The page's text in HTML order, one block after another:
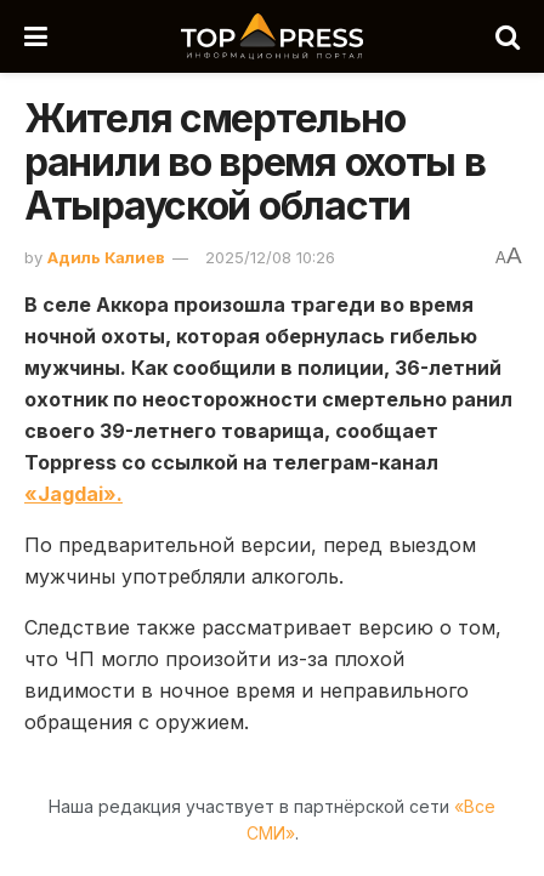
Жителя смертельно
ранили во время охоты в
Атырауской области
by Адиль Калиев 2025/12/08 10:26 AA
В селе Аккора произошла трагеди во время
ночной охоты, которая обернулась гибелью
мужчины. Как сообщили в полиции, 36-летний
охотник по неосторожности смертельно ранил
своего 39-летнего товарища, сообщает
Toppress со ссылкой на телеграм-канал
«Jagdai».
По предварительной версии, перед выездом
мужчины употребляли алкоголь.
Следствие также рассматривает версию о том,
что ЧП могло произойти из-за плохой
видимости в ночное время и неправильного
обращения с оружием.
Наша редакция участвует в партнёрской сети «Все
СМИ».